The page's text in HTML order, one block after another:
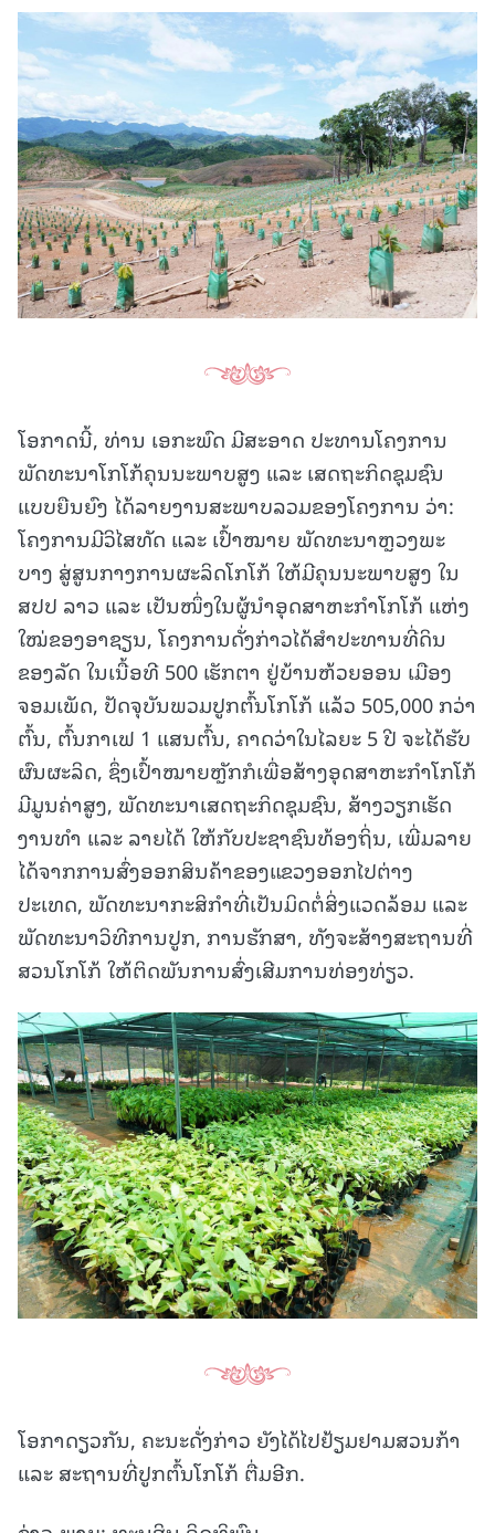
ໂອກາດນີ້, ທ່ານ ເອກະພົດ ມີສະອາດ ປະທານໂຄງການ
ພັດທະນາໂກໂກ້ຄຸນນະພາບສູງ ແລະ ເສດຖະກິດຊຸມຊົນ
ແບບຍືນຍົງ ໄດ້ລາຍງານສະພາບລວມຂອງໂຄງການ ວ່າ:
ໂຄງການມີວິໄສທັດ ແລະ ເປົ້າໝາຍ ພັດທະນາຫຼວງພະ
ບາງ ສູ່ສູນກາງການຜະລິດໂກໂກ້ ໃຫ້ມີຄຸນນະພາບສູງ ໃນ
ສປປ ລາວ ແລະ ເປັນໜຶ່ງໃນຜູ້ນຳອຸດສາຫະກຳໂກໂກ້ ແຫ່ງ
ໃໝ່ຂອງອາຊຽນ, ໂຄງການດັ່ງກ່າວໄດ້ສຳປະທານທີ່ດິນ
ຂອງລັດ ໃນເນື້ອທີ 500 ເຮັກຕາ ຢູ່ບ້ານຫ້ວຍອອນ ເມືອງ
ຈອມເພັດ, ປັດຈຸບັນພວມປູກຕົ້ນໂກໂກ້ ແລ້ວ 505,000 ກວ່າ
ຕົ້ນ, ຕົ້ນກາເຟ 1 ແສນຕົ້ນ, ຄາດວ່າໃນໄລຍະ 5 ປີ ຈະໄດ້ຮັບ
ຜົນຜະລິດ, ຊຶ່ງເປົ້າໝາຍຫຼັກກໍເພື່ອສ້າງອຸດສາຫະກຳໂກໂກ້
ມີມູນຄ່າສູງ, ພັດທະນາເສດຖະກິດຊຸມຊົນ, ສ້າງວຽກເຮັດ
ງານທຳ ແລະ ລາຍໄດ້ ໃຫ້ກັບປະຊາຊົນທ້ອງຖິ່ນ, ເພີ່ມລາຍ
ໄດ້ຈາກການສົ່ງອອກສິນຄ້າຂອງແຂວງອອກໄປຕ່າງ
ປະເທດ, ພັດທະນາກະສິກຳທີ່ເປັນມິດຕໍ່ສິ່ງແວດລ້ອມ ແລະ
ພັດທະນາວິທີການປູກ, ການຮັກສາ, ທັງຈະສ້າງສະຖານທີ່
ສວນໂກໂກ້ ໃຫ້ຕິດພັນການສົ່ງເສີມການທ່ອງທ່ຽວ.
ໂອກາດຽວກັນ, ຄະນະດັ່ງກ່າວ ຍັງໄດ້ໄປຢ້ຽມຢາມສວນກ້າ
ແລະ ສະຖານທີ່ປູກຕົ້ນໂກໂກ້ ຕື່ມອີກ.